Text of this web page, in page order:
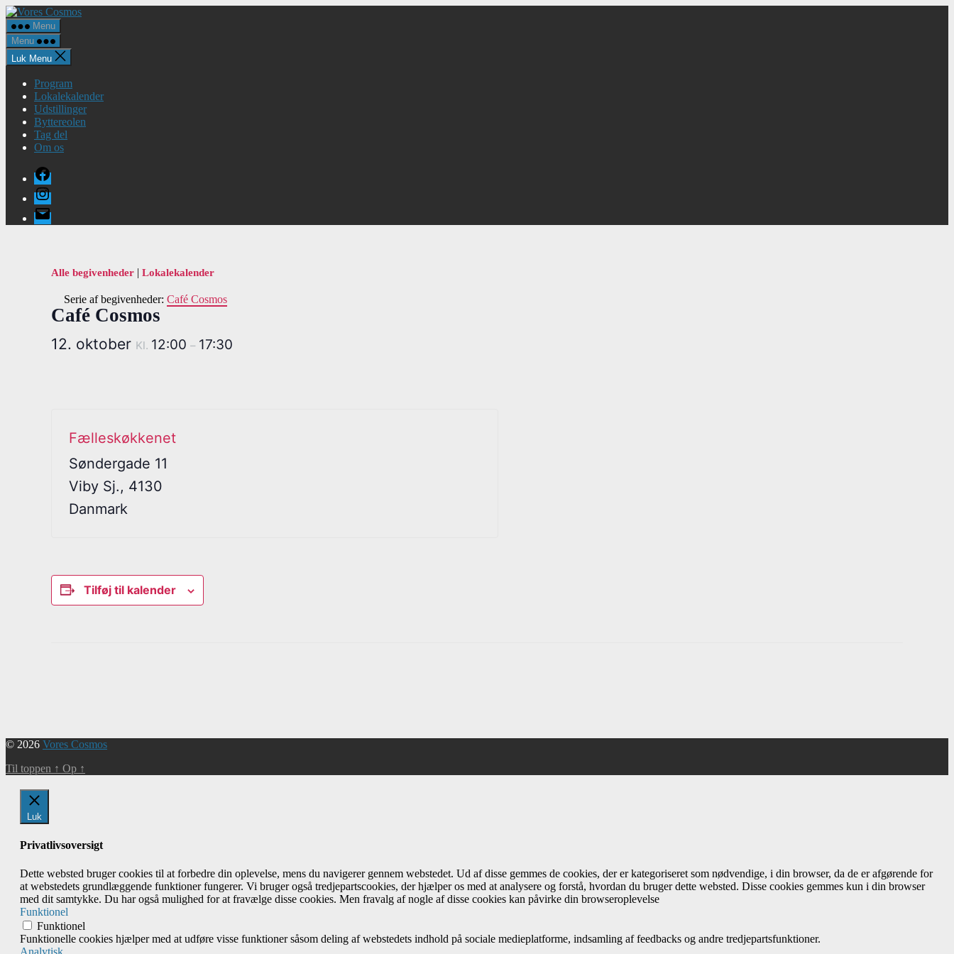
Spring
til
indholdet
Vores
Menu
Menu
Luk Menu
Program
Lokalekalender
Udstillinger
Byttereolen
Tag del
Om os
Facebook
Instagram
E-
mail
Alle begivenheder | Lokalekalender
Serie af begivenheder: Café Cosmos
Café Cosmos
12. oktober Kl. 12:00 – 17:30
Fælleskøkkenet
Søndergade 11
Viby Sj., 4130
Danmark
Tilføj til kalender
© 2026 Vores Cosmos
Til toppen ↑ Op ↑
Luk
Privatlivsoversigt
Dette websted bruger cookies til at forbedre din oplevelse, mens du navigerer gennem webstedet. Ud af disse gemmes de cookies, der er kategoriseret som nødvendige, i din browser, da de er afgørende for
at webstedets grundlæggende funktioner fungerer. Vi bruger også tredjepartscookies, der hjælper os med at analysere og forstå, hvordan du bruger dette websted. Disse cookies gemmes kun i din browser
med dit samtykke. Du har også mulighed for at fravælge disse cookies. Men fravalg af nogle af disse cookies kan påvirke din browseroplevelse
Funktionel
Funktionel
Funktionelle cookies hjælper med at udføre visse funktioner såsom deling af webstedets indhold på sociale medieplatforme, indsamling af feedbacks og andre tredjepartsfunktioner.
Analytisk